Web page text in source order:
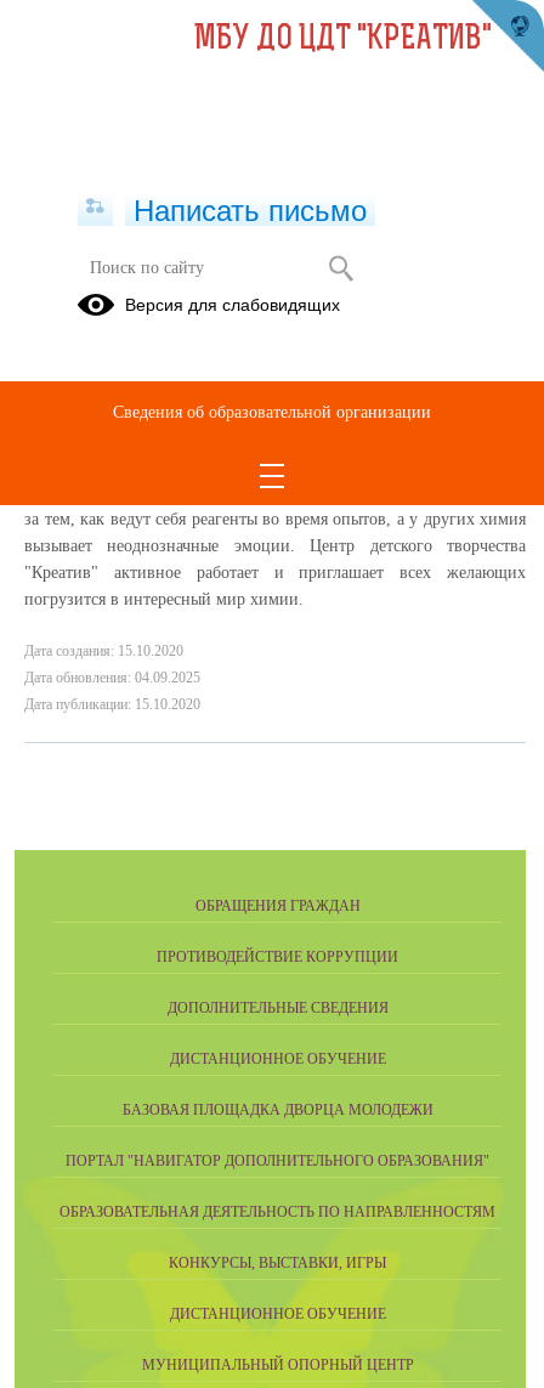
Интересные опыты в студии
"Научное время"
Ccылка на видео
Химия – увлекательный предмет, который известен школьникам и
студентам. Отношение к нему разное: одним нравится наблюдать
за тем, как ведут себя реагенты во время опытов, а у других химия
вызывает неоднозначные эмоции. Центр детского творчества
"Креатив" активное работает и приглашает всех желающих
погрузится в интересный мир химии.
Дата создания: 15.10.2020
Дата обновления: 04.09.2025
Дата публикации: 15.10.2020
ОБРАЩЕНИЯ ГРАЖДАН
ПРОТИВОДЕЙСТВИЕ КОРРУПЦИИ
ДОПОЛНИТЕЛЬНЫЕ СВЕДЕНИЯ
ДИСТАНЦИОННОЕ ОБУЧЕНИЕ
БАЗОВАЯ ПЛОЩАДКА ДВОРЦА МОЛОДЕЖИ
ПОРТАЛ "НАВИГАТОР ДОПОЛНИТЕЛЬНОГО ОБРАЗОВАНИЯ"
ОБРАЗОВАТЕЛЬНАЯ ДЕЯТЕЛЬНОСТЬ ПО НАПРАВЛЕННОСТЯМ
КОНКУРСЫ, ВЫСТАВКИ, ИГРЫ
ДИСТАНЦИОННОЕ ОБУЧЕНИЕ
МУНИЦИПАЛЬНЫЙ ОПОРНЫЙ ЦЕНТР
МБУ ДО ЦДТ "КРЕАТИВ"
Написать письмо
Версия для слабовидящих
Сведения об образовательной организации